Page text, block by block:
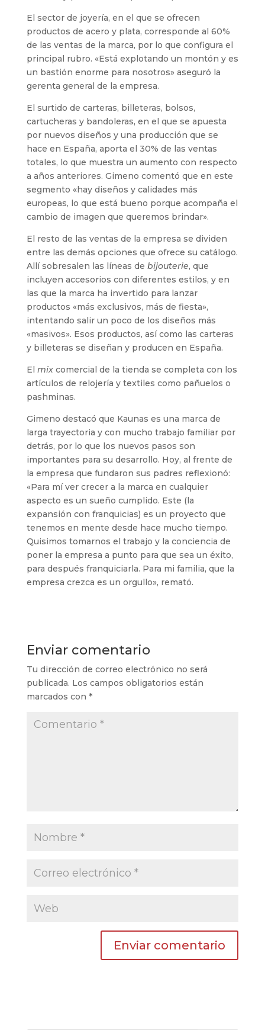
El sector de joyería, en el que se ofrecen
productos de acero y plata, corresponde al 60%
de las ventas de la marca, por lo que configura el
principal rubro. «Está explotando un montón y es
un bastión enorme para nosotros» aseguró la
gerenta general de la empresa.
El surtido de carteras, billeteras, bolsos,
cartucheras y bandoleras, en el que se apuesta
por nuevos diseños y una producción que se
hace en España, aporta el 30% de las ventas
totales, lo que muestra un aumento con respecto
a años anteriores. Gimeno comentó que en este
segmento «hay diseños y calidades más
europeas, lo que está bueno porque acompaña el
cambio de imagen que queremos brindar».
El resto de las ventas de la empresa se dividen
entre las demás opciones que ofrece su catálogo.
Allí sobresalen las líneas de bijouterie, que
incluyen accesorios con diferentes estilos, y en
las que la marca ha invertido para lanzar
productos «más exclusivos, más de fiesta»,
intentando salir un poco de los diseños más
«masivos». Esos productos, así como las carteras
y billeteras se diseñan y producen en España.
El mixcomercial de la tienda se completa con los
artículos de relojería y textiles como pañuelos o
pashminas.
Gimeno destacó que Kaunas es una marca de
larga trayectoria y con mucho trabajo familiar por
detrás, por lo que los nuevos pasos son
importantes para su desarrollo. Hoy, al frente de
la empresa que fundaron sus padres reflexionó:
«Para mí ver crecer a la marca en cualquier
aspecto es un sueño cumplido. Este (la
expansión con franquicias) es un proyecto que
tenemos en mente desde hace mucho tiempo.
Quisimos tomarnos el trabajo y la conciencia de
poner la empresa a punto para que sea un éxito,
para después franquiciarla. Para mi familia, que la
empresa crezca es un orgullo», remató.
Enviar comentario
Tu dirección de correo electrónico no será
publicada. Los campos obligatorios están
marcados con *